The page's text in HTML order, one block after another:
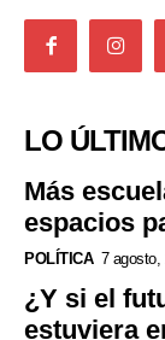
LO
Más
espacios
POLÍTICA 7 agosto,
¿Y si el
estuviera